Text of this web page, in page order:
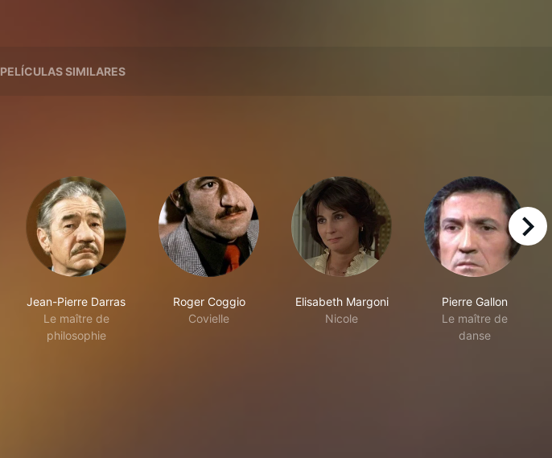
PELÍCULAS SIMILARES
Jean-Pierre Darras
Le maître de
philosophie
Roger Coggio
Covielle
Elisabeth Margoni
Nicole
Pierre Gallon
Le maître de
danse
right